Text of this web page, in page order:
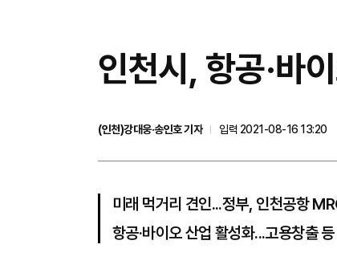
인천시, 항공·바
(인천)강대웅·송인호 기자
입력 2021-08-16 13:20
미래 먹거리 견인...정부, 인천공항
항공·바이오 산업 활성화...고용창출